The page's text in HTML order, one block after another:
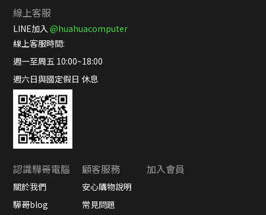
線上客服
LINE加入@huahuacomputer
線上客服時間:
週一至周五 10:00~18:00
週六日與國定假日 休息
認識驊哥電腦
關於我們
驊哥blog
顧客服務
安心購物說明
常見問題
加入會員